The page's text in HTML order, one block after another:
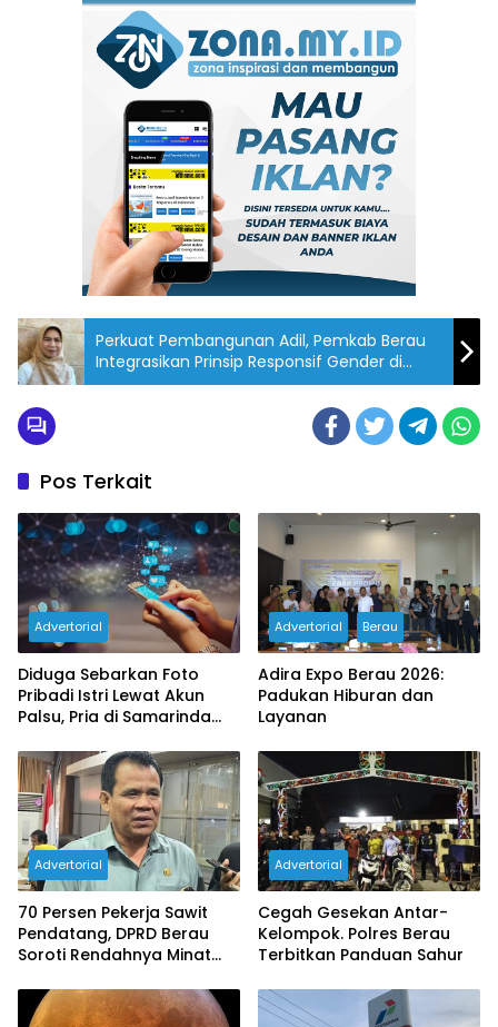
Perkuat Pembangunan Adil, Pemkab Berau
Integrasikan Prinsip Responsif Gender di
Setiap OPD
Pos Terkait
Advertorial
Diduga Sebarkan Foto
Pribadi Istri Lewat Akun
Palsu, Pria di Samarinda
Advertorial Berau
Adira Expo Berau 2026:
Padukan Hiburan dan
Layanan
Advertorial
70 Persen Pekerja Sawit
Pendatang, DPRD Berau
Soroti Rendahnya Minat
Advertorial
Cegah Gesekan Antar-
Kelompok. Polres Berau
Terbitkan Panduan Sahur